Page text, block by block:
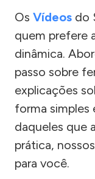
Os Vídeos do
quem prefere
dinâmica.
passo sobre
explicações
forma simples
daqueles que
prática,
para você.